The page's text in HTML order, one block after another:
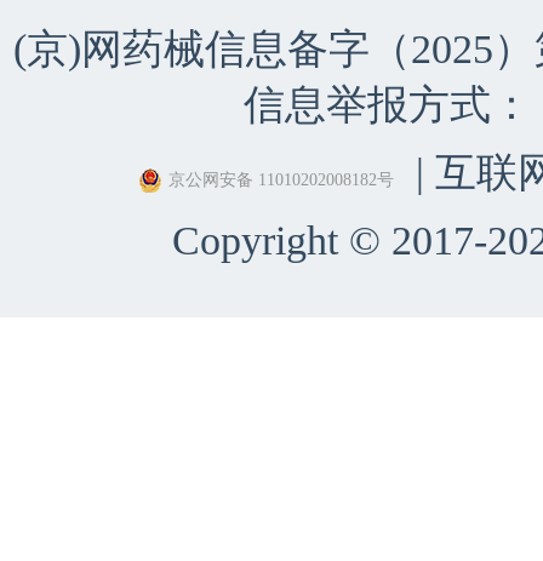
(京)网药械信息备字（2025
信息举报方式：
京公网安备 11010202008182号
| 互联
Copyright © 2017-